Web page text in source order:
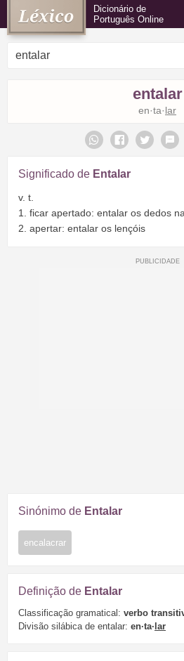
Dicionário de
Português Online
entalar
en·ta·lar
Significado de Entalar
v. t.
1. ficar apertado: entalar os dedos
2. apertar: entalar os lençóis
Sinónimo de Entalar
encalacrar
Definição de Entalar
Classificação gramatical: verbo
Divisão silábica de entalar: en·ta· lar